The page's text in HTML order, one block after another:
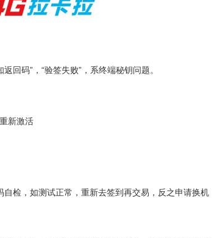
回码”，“验签失败”，系终端秘钥问题。
新激活
检，如测试正常，重新去签到再交易，反之申请换机